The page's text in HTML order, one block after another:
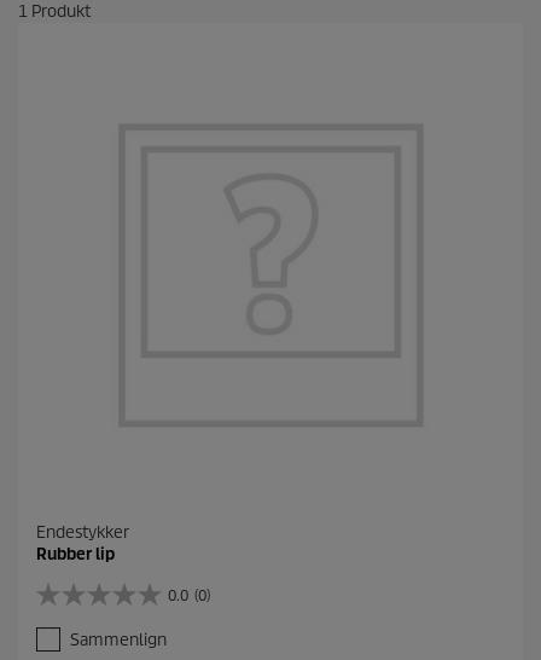
1 Produkt
Endestykker
Rubber lip
0.0 (0)
0
.
0
Sammenlign